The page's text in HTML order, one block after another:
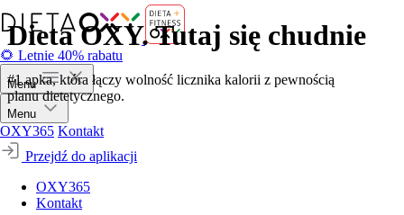
🌻 Letnie 40% rabatu
Menu
Menu
OXY365 Kontakt
Przejdź do aplikacji
OXY365
Kontakt
Dieta OXY. Tutaj się chudnie
#1 apka, która łączy wolność licznika kalorii z pewnością
planu dietetycznego.